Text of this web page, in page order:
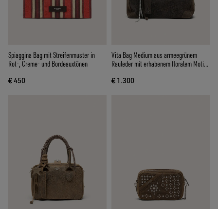
Spiaggina Bag mit Streifenmuster in
Rot-, Creme- und Bordeauxtönen
€ 450
Vita Bag Medium aus armeegrünem
Rauleder mit erhabenem floralem Motiv
€ 1.300